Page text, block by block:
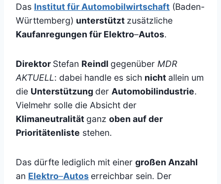
Das Institut für Automobilwirtschaft (Baden-
Württemberg) unterstützt zusätzliche
Kaufanregungen für Elektro–Autos.
Direktor Stefan Reindl gegenüber MDR
AKTUELL: dabei handle es sich nicht allein um
die Unterstützung der Automobilindustrie.
Vielmehr solle die Absicht der
Klimaneutralität ganz oben auf der
Prioritätenliste stehen.
Das dürfte lediglich mit einer großen Anzahl
an Elektro–Autos erreichbar sein. Der